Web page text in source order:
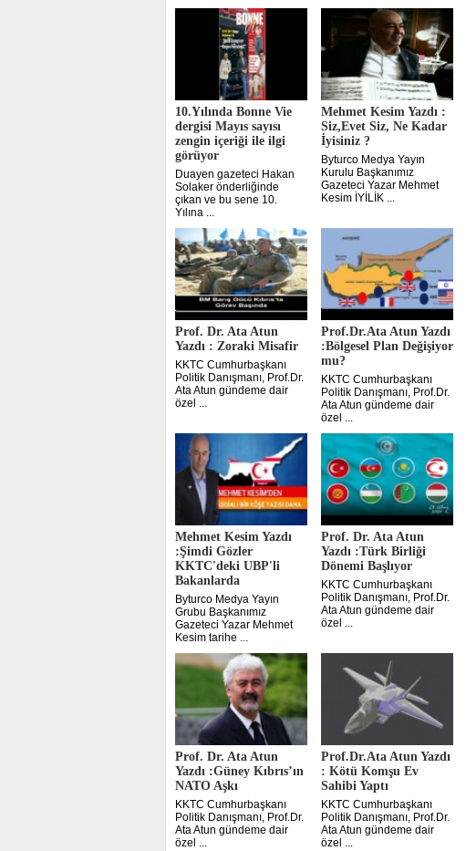
10.Yılında Bonne Vie
dergisi Mayıs sayısı
zengin içeriği ile ilgi
görüyor
Duayen gazeteci Hakan
Solaker önderliğinde
çıkan ve bu sene 10.
Yılına ...
Mehmet Kesim Yazdı :
Siz,Evet Siz, Ne Kadar
İyisiniz ?
Byturco Medya Yayın
Kurulu Başkanımız
Gazeteci Yazar Mehmet
Kesim İYİLİK ...
Prof. Dr. Ata Atun
Yazdı : Zoraki Misafir
KKTC Cumhurbaşkanı
Politik Danışmanı, Prof.Dr.
Ata Atun gündeme dair
özel ...
Prof.Dr.Ata Atun Yazdı
:Bölgesel Plan Değişiyor
mu?
KKTC Cumhurbaşkanı
Politik Danışmanı, Prof.Dr.
Ata Atun gündeme dair
özel ...
Mehmet Kesim Yazdı
:Şimdi Gözler
KKTC'deki UBP'li
Bakanlarda
Byturco Medya Yayın
Grubu Başkanımız
Gazeteci Yazar Mehmet
Kesim tarihe ...
Prof. Dr. Ata Atun
Yazdı :Türk Birliği
Dönemi Başlıyor
KKTC Cumhurbaşkanı
Politik Danışmanı, Prof.Dr.
Ata Atun gündeme dair
özel ...
Prof. Dr. Ata Atun
Yazdı :Güney Kıbrıs’ın
NATO Aşkı
KKTC Cumhurbaşkanı
Politik Danışmanı, Prof.Dr.
Ata Atun gündeme dair
özel ...
Prof.Dr.Ata Atun Yazdı
: Kötü Komşu Ev
Sahibi Yaptı
KKTC Cumhurbaşkanı
Politik Danışmanı, Prof.Dr.
Ata Atun gündeme dair
özel ...